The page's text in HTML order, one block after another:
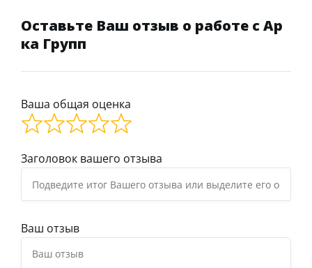
Оставьте Ваш отзыв о работе с Ар
ка Групп
Ваша общая оценка
Заголовок вашего отзыва
Ваш отзыв